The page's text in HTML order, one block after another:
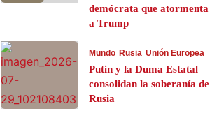
demócrata que atormenta
a Trump
Mundo Rusia Unión Europea
Putin y la Duma Estatal
consolidan la soberanía de
Rusia